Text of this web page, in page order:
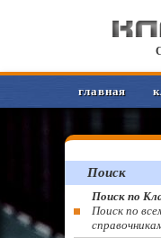
главная
Поиск
Поиск по
Поиск по